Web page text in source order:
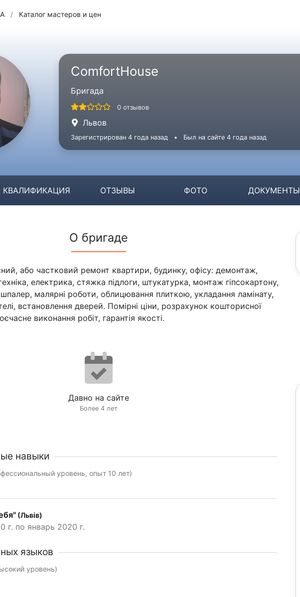
/ Каталог мастеров и цен
ComfortHouse
Бригада
0 отзывов
Львов
Зарегистрирован 4 года назад • Был на сайте 4 года назад
КВАЛИФИКАЦИЯ ОТЗЫВЫ ФОТО ДОКУМЕНТЫ
О бригаде
або частковий ремонт квартири, будинку, офісу: демонтаж,
електрика, стяжка підлоги, штукатурка, монтаж гіпсокартону,
малярні роботи, облицювання плиткою, укладання ламінату,
встановлення дверей. Помірні ціни, розрахунок кошторисної
виконання робіт, гарантія якості.
Давно на сайте
Более 4 лет
навыки
уровень, опыт 10 лет)
(Львів)
г. по январь 2020 г.
языков
уровень)